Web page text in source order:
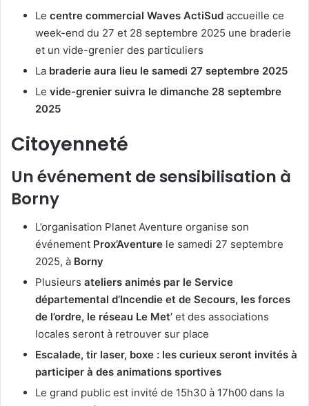
Le centre commercial Waves ActiSud accueille ce
week-end du 27 et 28 septembre 2025 une braderie
et un vide-grenier des particuliers
La braderie aura lieu le samedi 27 septembre 2025
Le vide-grenier suivra le dimanche 28 septembre
2025
Citoyenneté
Un événement de sensibilisation à
Borny
L’organisation Planet Aventure organise son
événement Prox’Aventure le samedi 27 septembre
2025, à Borny
Plusieurs ateliers animés par le Service
départemental d’Incendie et de Secours, les forces
de l’ordre, le réseau Le Met’ et des associations
locales seront à retrouver sur place
Escalade, tir laser, boxe : les curieux seront invités à
participer à des animations sportives
Le grand public est invité de 15h30 à 17h00 dans la